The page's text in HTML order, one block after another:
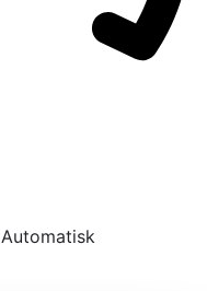
Automatisk